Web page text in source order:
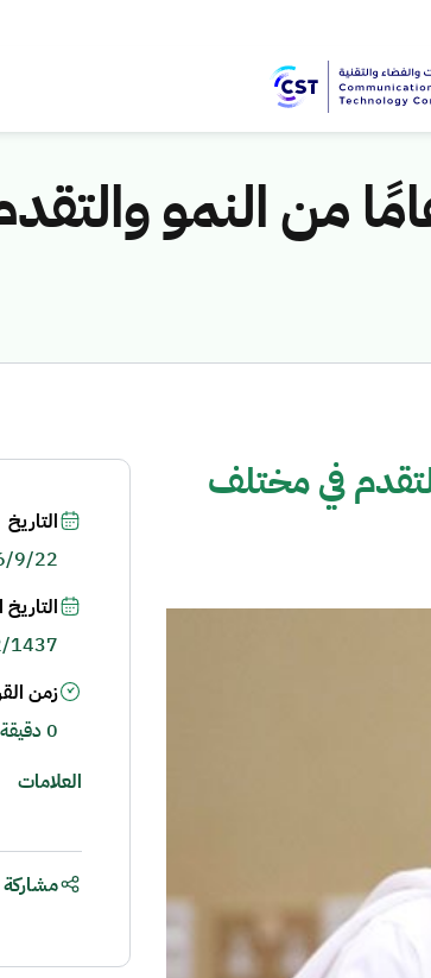
هيئة الاتصالات : 86 عامًا من
من النمو والتقدم في مختلف
التاريخ
9/22
1437
زمن
0 دقيقة
العلامات
مشاركة